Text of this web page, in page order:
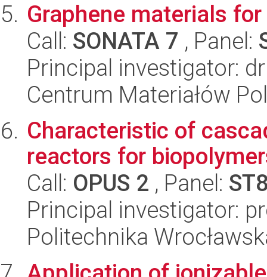
Graphene materials
Call: SONATA 7 , Panel:
Principal investigator:
Centrum Materiałów
Characteristic of
reactors for
Call: OPUS 2 , Panel:
Principal investigator:
Politechnika